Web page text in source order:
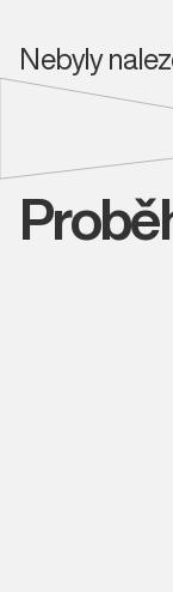
Nebyly